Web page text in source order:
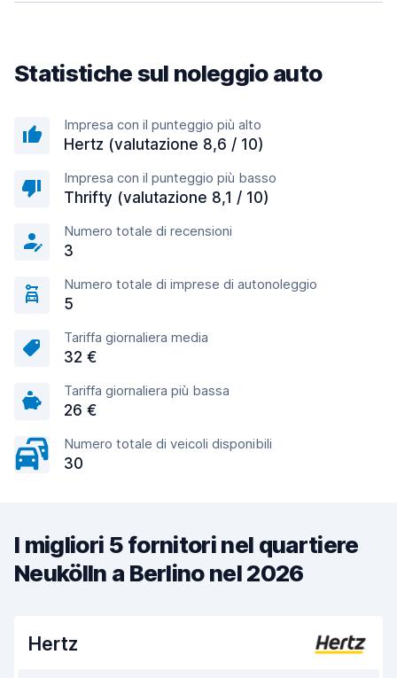
Statistiche sul noleggio auto
Impresa con il punteggio più alto
Hertz (valutazione 8,6 / 10)
Impresa con il punteggio più basso
Thrifty (valutazione 8,1 / 10)
Numero totale di recensioni
3
Numero totale di imprese di autonoleggio
5
Tariffa giornaliera media
32 €
Tariffa giornaliera più bassa
26 €
Numero totale di veicoli disponibili
30
I migliori 5 fornitori nel quartiere
Neukölln a Berlino nel 2026
Hertz